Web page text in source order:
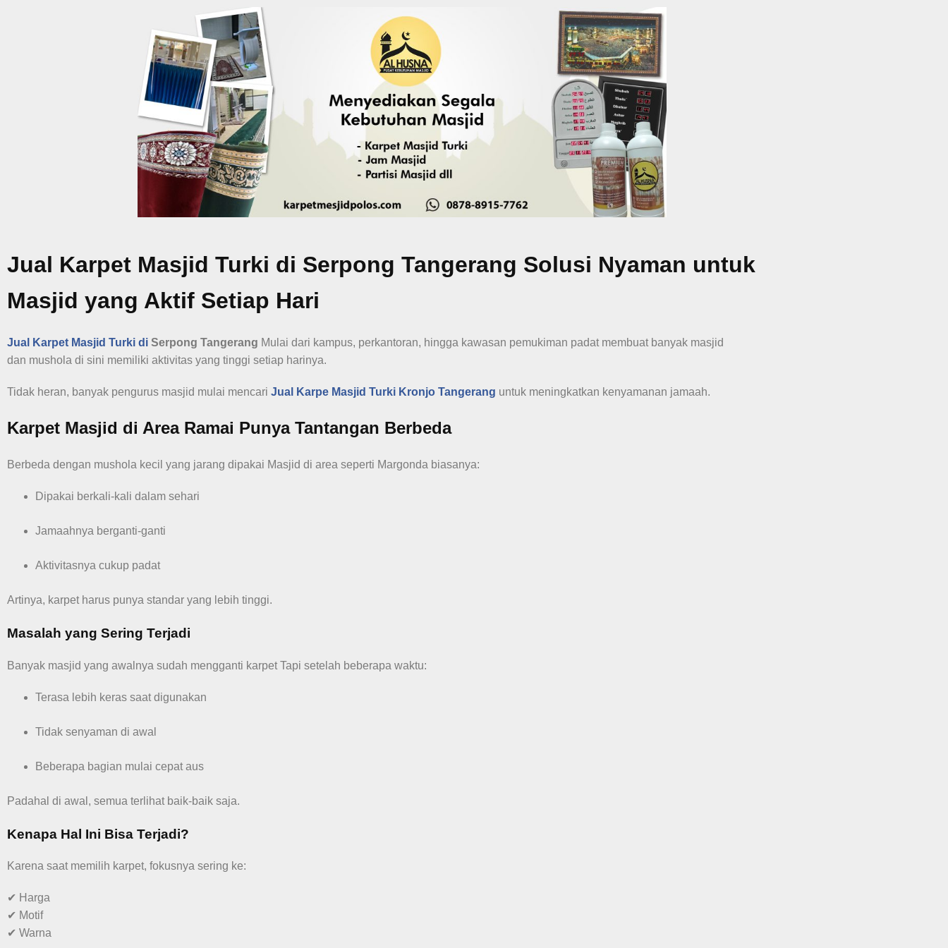
Jual Karpet Masjid Turki di Serpong Tangerang Solusi Nyaman untuk
Masjid yang Aktif Setiap Hari
Jual Karpet Masjid Turki di Serpong Tangerang Mulai dari kampus, perkantoran, hingga kawasan pemukiman padat membuat banyak masjid
dan mushola di sini memiliki aktivitas yang tinggi setiap harinya.
Tidak heran, banyak pengurus masjid mulai mencari Jual Karpe Masjid Turki Kronjo Tangerang untuk meningkatkan kenyamanan jamaah.
Karpet Masjid di Area Ramai Punya Tantangan Berbeda
Berbeda dengan mushola kecil yang jarang dipakai Masjid di area seperti Margonda biasanya:
Dipakai berkali-kali dalam sehari
Jamaahnya berganti-ganti
Aktivitasnya cukup padat
Artinya, karpet harus punya standar yang lebih tinggi.
Masalah yang Sering Terjadi
Banyak masjid yang awalnya sudah mengganti karpet Tapi setelah beberapa waktu:
Terasa lebih keras saat digunakan
Tidak senyaman di awal
Beberapa bagian mulai cepat aus
Padahal di awal, semua terlihat baik-baik saja.
Kenapa Hal Ini Bisa Terjadi?
Karena saat memilih karpet, fokusnya sering ke:
✔ Harga
✔ Motif
✔ Warna